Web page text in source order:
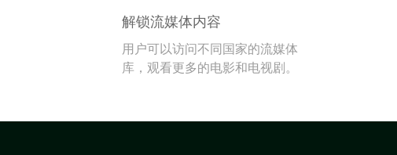
解锁流媒体内容
用户可以访问不同国家的流媒体
库，观看更多的电影和电视剧。